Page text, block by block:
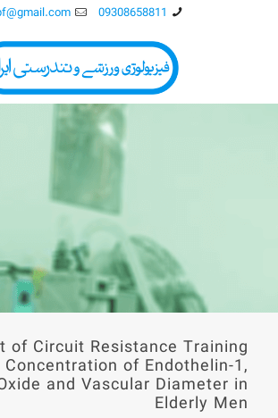
09308658811
of Circuit Resistance Training
of Endothelin-1,
and Vascular Diameter in
Elderly Men